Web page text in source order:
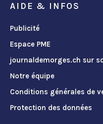
AIDE & INFOS
Publicité
Espace PME
journaldemorges.ch sur
Notre équipe
Conditions générales de
Protection des données